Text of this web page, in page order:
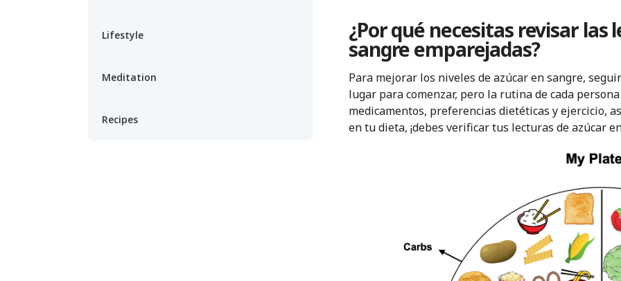
Lifestyle
Meditation
Recipes
¿Por qué necesitas revisar las
sangre emparejadas?
Para mejorar los niveles de azúcar en sangre,
lugar para comenzar, pero la rutina de cada
medicamentos, preferencias dietéticas y ejercicio,
en tu dieta, ¡debes verificar tus lecturas de azúcar